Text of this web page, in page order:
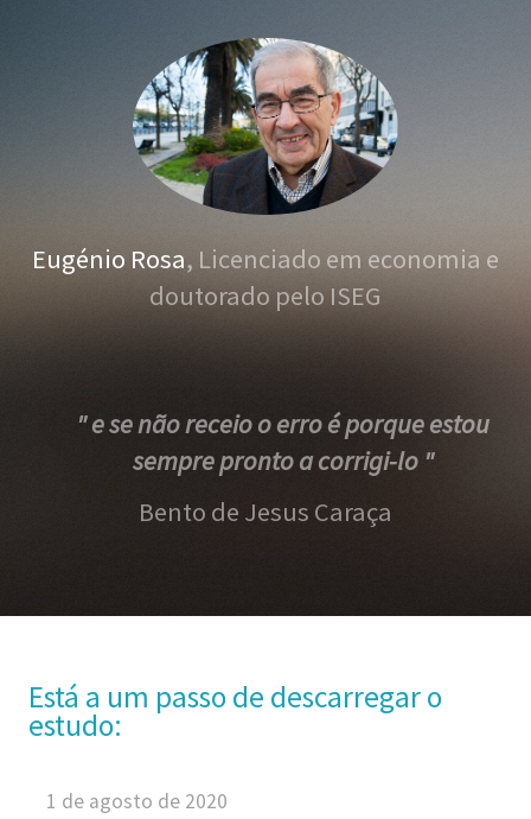
Eugénio Rosa, Licenciado em economia e
doutorado pelo ISEG
" e se não receio o erro é porque estou
sempre pronto a corrigi-lo "
Bento de Jesus Caraça
Está a um passo de descarregar o
estudo:
1 de agosto de 2020